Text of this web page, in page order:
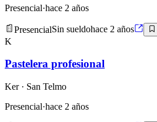
Presencial·hace 2 años
PresencialSin sueldohace 2 años
K
Pastelera profesional
Ker· San Telmo
Presencial·hace 2 años